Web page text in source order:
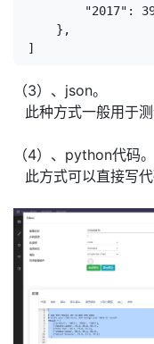
"2017":
},
]
（3）、json。
此种方式一般用于
（4）、python代码。
此方式可以直接写